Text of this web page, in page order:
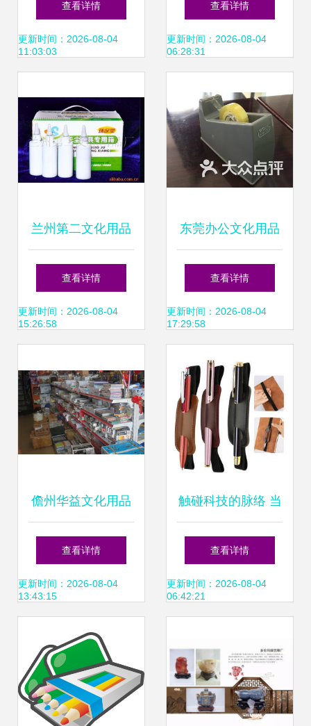
查看详情
更新时间：2026-08-04
11:03:03
纪元
查看详情
更新时间：2026-08-04
06:28:31
兰州第二文化用品
厂 墨盒 水
查看详情
更新时间：2026-08-04
15:26:58
东莞办公文化用品
市场中的茶壶零售
探秘
查看详情
更新时间：2026-08-04
17:29:58
儋州华益文化用品
商行 品质与文化的
守护者
查看详情
更新时间：2026-08-04
13:43:15
触碰科技的脉络 当
电脑不再遥不可及
查看详情
更新时间：2026-08-04
06:42:21